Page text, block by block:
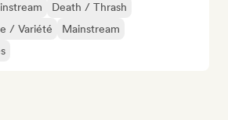
Death / Thrash
/ Variété
Mainstream